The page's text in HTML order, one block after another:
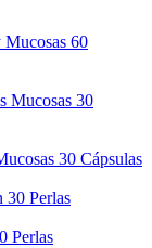
Mucosas 60
30 Cápsulas
Perlas